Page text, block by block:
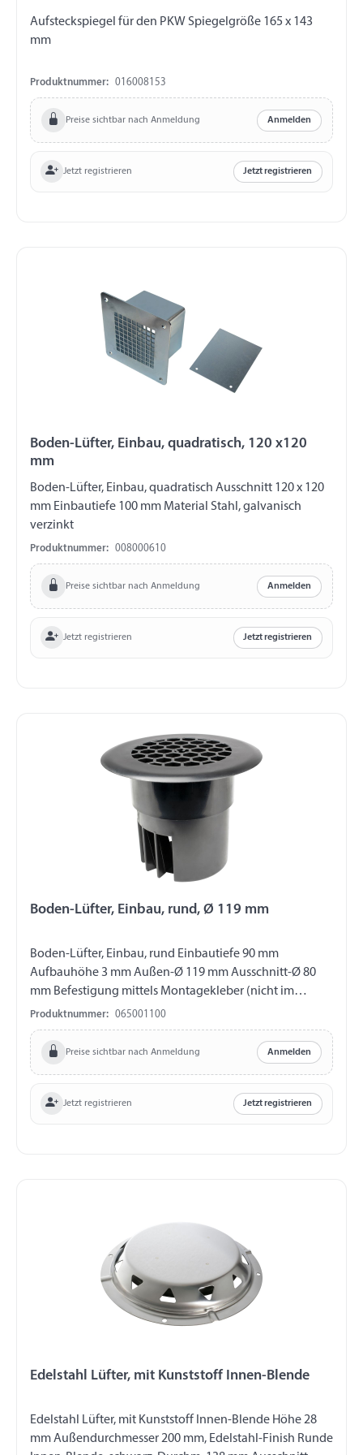
Aufsteckspiegel für den PKW Spiegelgröße 165 x 143
mm
Produktnummer: 016008153
Preise sichtbar nach Anmeldung Anmelden
Jetzt registrieren Jetzt registrieren
Boden-Lüfter, Einbau, quadratisch, 120 x120
mm
Boden-Lüfter, Einbau, quadratisch Ausschnitt 120 x 120
mm Einbautiefe 100 mm Material Stahl, galvanisch
verzinkt
Produktnummer: 008000610
Preise sichtbar nach Anmeldung Anmelden
Jetzt registrieren Jetzt registrieren
Boden-Lüfter, Einbau, rund, Ø 119 mm
Boden-Lüfter, Einbau, rund Einbautiefe 90 mm
Aufbauhöhe 3 mm Außen-Ø 119 mm Ausschnitt-Ø 80
mm Befestigung mittels Montagekleber (nicht im
Lieferumfang enthalten) Material verstärktes Nylon mit
Glasfaser Lässt schwere Gase austreten Steigert die
Luftströmung Farbe schwarz
Produktnummer: 065001100
Preise sichtbar nach Anmeldung Anmelden
Jetzt registrieren Jetzt registrieren
Edelstahl Lüfter, mit Kunststoff Innen-Blende
Edelstahl Lüfter, mit Kunststoff Innen-Blende Höhe 28
mm Außendurchmesser 200 mm, Edelstahl-Finish Runde